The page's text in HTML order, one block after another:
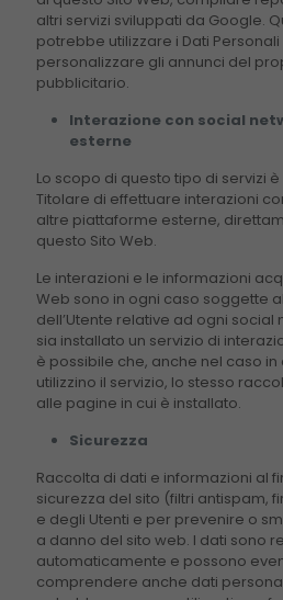
altri servizi sviluppati da Google.
potrebbe utilizzare i Dati
personalizzare gli annunci del
pubblicitario.
Interazione con social
esterne
Lo scopo di questo tipo di servizi
Titolare di effettuare interazioni
altre piattaforme esterne,
questo Sito Web.
Le interazioni e le informazioni
Web sono in ogni caso soggette
dell’Utente relative ad ogni social
sia installato un servizio di
è possibile che, anche nel caso in
utilizzino il servizio, lo stesso
alle pagine in cui è installato.
Sicurezza
Raccolta di dati e informazioni al
sicurezza del sito (filtri antispam,
e degli Utenti e per prevenire o
a danno del sito web. I dati sono
automaticamente e possono
comprendere anche dati